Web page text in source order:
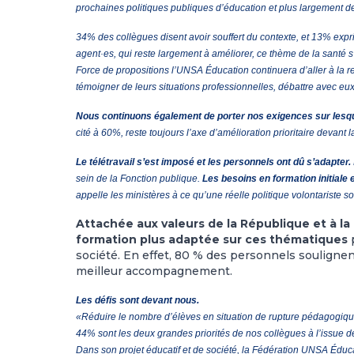
prochaines politiques publiques d’éducation et plus largement
34% des collègues disent avoir souffert du contexte, et 13%
agent·es, qui reste largement à améliorer, ce thème de la
Force de propositions l’UNSA Éducation continuera d’aller à
témoigner de leurs situations professionnelles, débattre avec
Nous continuons également de porter nos exigences sur
cité à 60%, reste toujours l’axe d’amélioration prioritaire
Le télétravail s’est imposé et les personnels ont dû s’adapter.
sein de la Fonction publique. Les besoins en formation initiale
appelle les ministères à ce qu’une réelle politique volontariste
Attachée aux valeurs de la République et à
formation plus adaptée sur ces thématiques
société. En effet, 80 % des personnels
meilleur accompagnement.
Les défis sont devant nous.
«Réduire le nombre d’élèves en situation de rupture
44% sont les deux grandes priorités de nos collègues à l’issue
Dans son projet éducatif et de société, la Fédération UNSA